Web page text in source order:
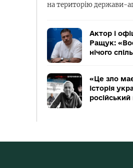
на територію держави-
Актор і
Ращук:
нічого
«Це зло
історія